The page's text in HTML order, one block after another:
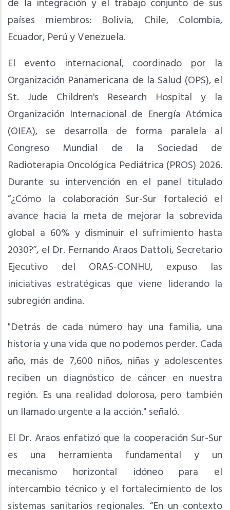
de la integración y el trabajo conjunto de sus
países miembros: Bolivia, Chile, Colombia,
Ecuador, Perú y Venezuela.
El evento internacional, coordinado por la
Organización Panamericana de la Salud (OPS), el
St. Jude Children's Research Hospital y la
Organización Internacional de Energía Atómica
(OIEA), se desarrolla de forma paralela al
Congreso Mundial de la Sociedad de
Radioterapia Oncológica Pediátrica (PROS) 2026.
Durante su intervención en el panel titulado
“¿Cómo la colaboración Sur-Sur fortaleció el
avance hacia la meta de mejorar la sobrevida
global a 60% y disminuir el sufrimiento hasta
2030?”, el Dr. Fernando Araos Dattoli, Secretario
Ejecutivo del ORAS-CONHU, expuso las
iniciativas estratégicas que viene liderando la
subregión andina.
"Detrás de cada número hay una familia, una
historia y una vida que no podemos perder. Cada
año, más de 7,600 niños, niñas y adolescentes
reciben un diagnóstico de cáncer en nuestra
región. Es una realidad dolorosa, pero también
un llamado urgente a la acción." señaló.
El Dr. Araos enfatizó que la cooperación Sur-Sur
es una herramienta fundamental y un
mecanismo horizontal idóneo para el
intercambio técnico y el fortalecimiento de los
sistemas sanitarios regionales. “En un contexto